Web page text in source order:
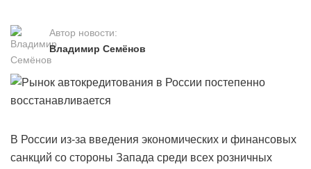
Автор новости:
Владимир Семёнов
В России из-за введения экономических и финансовых
санкций со стороны Запада среди всех розничных